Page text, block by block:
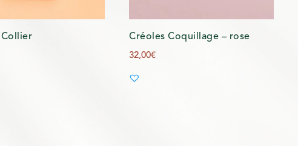
Collier Créoles Coquillage – rose
32,00€